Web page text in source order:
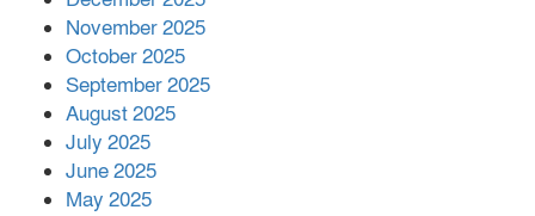
পর ফোন তারেক রহমানের,গ্যাস সঙ্কট
November 2025
October 2025
September 2025
August 2025
July 2025
June 2025
May 2025